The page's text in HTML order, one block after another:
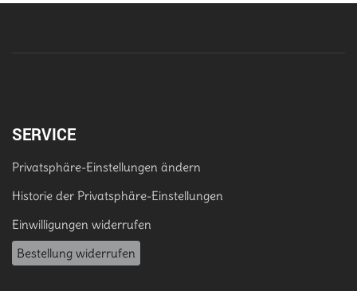
SERVICE
Privatsphäre-Einstellungen ändern
Historie der Privatsphäre-Einstellungen
Einwilligungen widerrufen
Bestellung widerrufen